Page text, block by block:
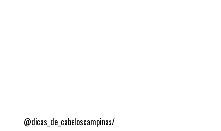
@dicas_de_cabeloscampinas/